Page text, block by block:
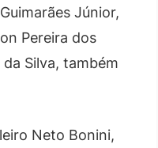
Júnior,
Pereira dos
Silva, também
Neto Bonini,